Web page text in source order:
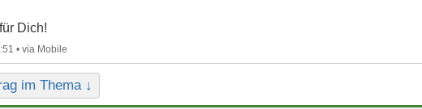
Dich!
•
im Thema ↓